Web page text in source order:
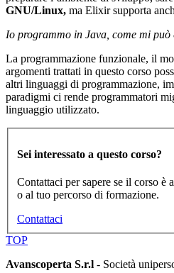
GNU/Linux, ma Elixir supporta
Io programmo in Java, come mi può
La programmazione funzionale, il
argomenti trattati in questo corso
altri linguaggi di programmazione,
paradigmi ci rende programmatori
linguaggio utilizzato.
Sei interessato a questo corso?
Contattaci per sapere se il corso è
o al tuo percorso di formazione.
Contattaci
TOP
Avanscoperta S.r.l - Società